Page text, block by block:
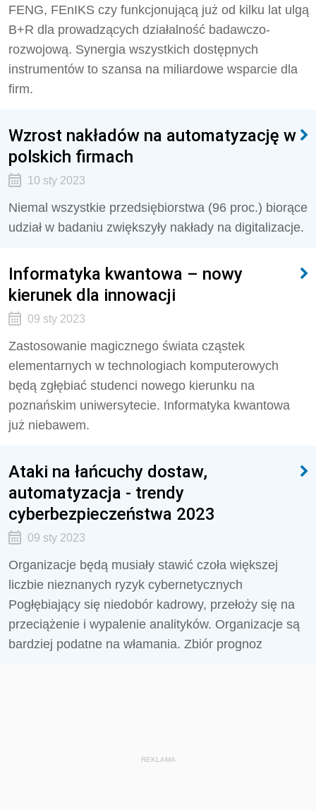
FENG, FEnIKS czy funkcjonującą już od kilku lat ulgą
B+R dla prowadzących działalność badawczo-
rozwojową. Synergia wszystkich dostępnych
instrumentów to szansa na miliardowe wsparcie dla
firm.
Wzrost nakładów na automatyzację w
polskich firmach
10 sty 2023
Niemal wszystkie przedsiębiorstwa (96 proc.) biorące
udział w badaniu zwiększyły nakłady na digitalizacje.
Informatyka kwantowa – nowy
kierunek dla innowacji
09 sty 2023
Zastosowanie magicznego świata cząstek
elementarnych w technologiach komputerowych
będą zgłębiać studenci nowego kierunku na
poznańskim uniwersytecie. Informatyka kwantowa
już niebawem.
Ataki na łańcuchy dostaw,
automatyzacja - trendy
cyberbezpieczeństwa 2023
09 sty 2023
Organizacje będą musiały stawić czoła większej
liczbie nieznanych ryzyk cybernetycznych
Pogłębiający się niedobór kadrowy, przełoży się na
przeciążenie i wypalenie analityków. Organizacje są
bardziej podatne na włamania. Zbiór prognoz
REKLAMA